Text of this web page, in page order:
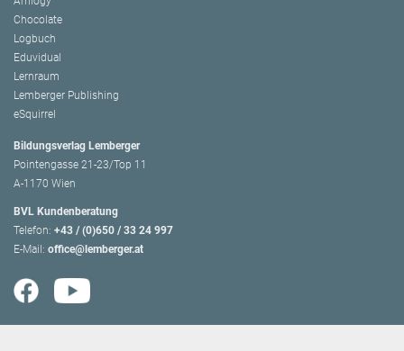
Chocolate
Logbuch
Eduvidual
Lernraum
Lemberger Publishing
eSquirrel
Bildungsverlag Lemberger
Pointengasse 21-23/Top 11
A-1170 Wien
BVL Kundenberatung
Telefon: +43 / (0)650 / 33 24 997
E-Mail: office@lemberger.at